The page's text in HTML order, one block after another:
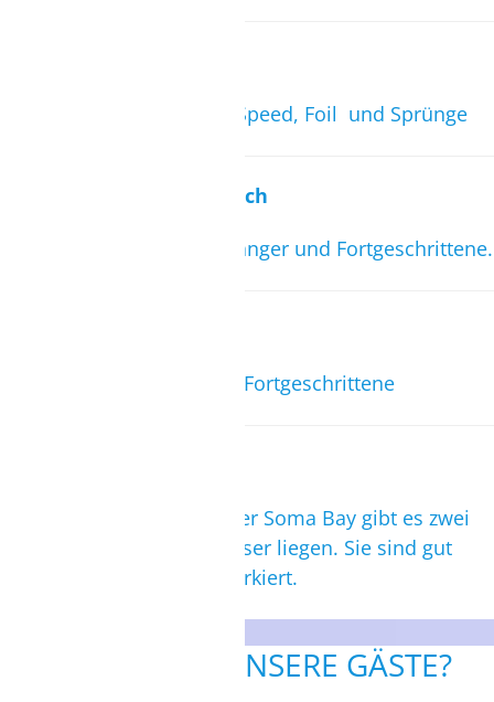
Freeride, Freestyle, Race, Speed, Foil und Sprünge
Separater Einstiegsbereich
Separater Einstieg für Anfänger und Fortgeschrittene.
Einsteiger, Aufsteiger und Fortgeschrittene
Innerhalb der Lagune in der Soma Bay gibt es zwei
kleine Riffe, die unter Wasser liegen. Sie sind gut
erkennbar mit Flaggen markiert.
WAS SAGEN UNSERE GÄSTE?